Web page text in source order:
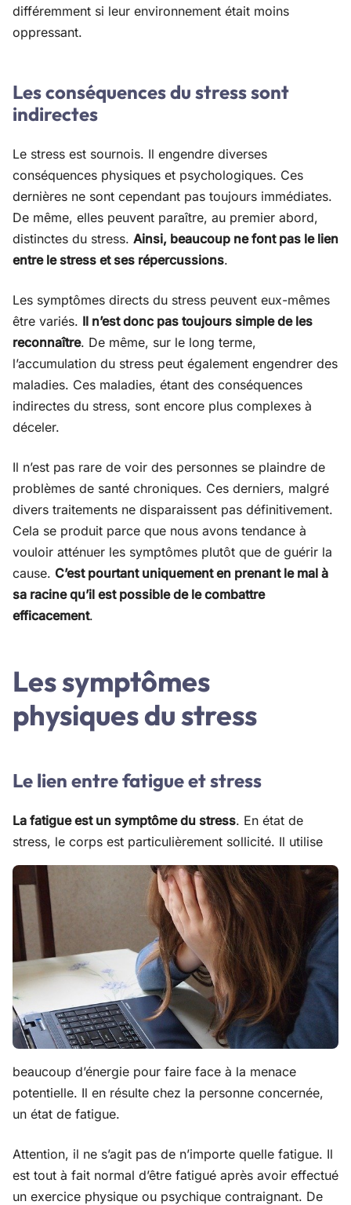
différemment si leur environnement était moins
oppressant.
Les conséquences du stress sont
indirectes
Le stress est sournois. Il engendre diverses
conséquences physiques et psychologiques. Ces
dernières ne sont cependant pas toujours immédiates.
De même, elles peuvent paraître, au premier abord,
distinctes du stress. Ainsi, beaucoup ne font pas le lien
entre le stress et ses répercussions.
Les symptômes directs du stress peuvent eux-mêmes
être variés. Il n’est donc pas toujours simple de les
reconnaître. De même, sur le long terme,
l’accumulation du stress peut également engendrer des
maladies. Ces maladies, étant des conséquences
indirectes du stress, sont encore plus complexes à
déceler.
Il n’est pas rare de voir des personnes se plaindre de
problèmes de santé chroniques. Ces derniers, malgré
divers traitements ne disparaissent pas définitivement.
Cela se produit parce que nous avons tendance à
vouloir atténuer les symptômes plutôt que de guérir la
cause. C’est pourtant uniquement en prenant le mal à
sa racine qu’il est possible de le combattre
efficacement.
Les symptômes
physiques du stress
Le lien entre fatigue et stress
La fatigue est un symptôme du stress. En état de
stress, le corps est particulièrement sollicité. Il utilise
beaucoup d’énergie pour faire face à la menace
potentielle. Il en résulte chez la personne concernée,
un état de fatigue.
Attention, il ne s’agit pas de n’importe quelle fatigue. Il
est tout à fait normal d’être fatigué après avoir effectué
un exercice physique ou psychique contraignant. De